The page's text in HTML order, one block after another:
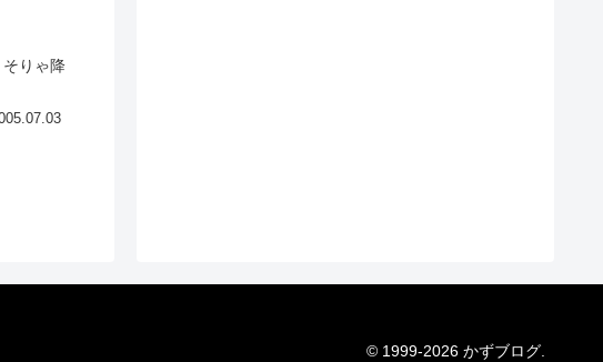
りゃ降
© 1999-2026 かずブログ.